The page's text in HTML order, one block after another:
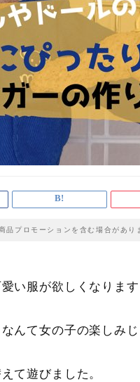
品プロモーションを含む場合があり
い服が欲しくなります
んて女の子の楽しみ
て遊びました。